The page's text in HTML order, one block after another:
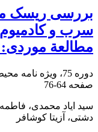
بررسی ریسک
مطالعة موردی:
صفحه 64-76
سید ایاد محمدی،
دشتی، آزیتا کوشافر